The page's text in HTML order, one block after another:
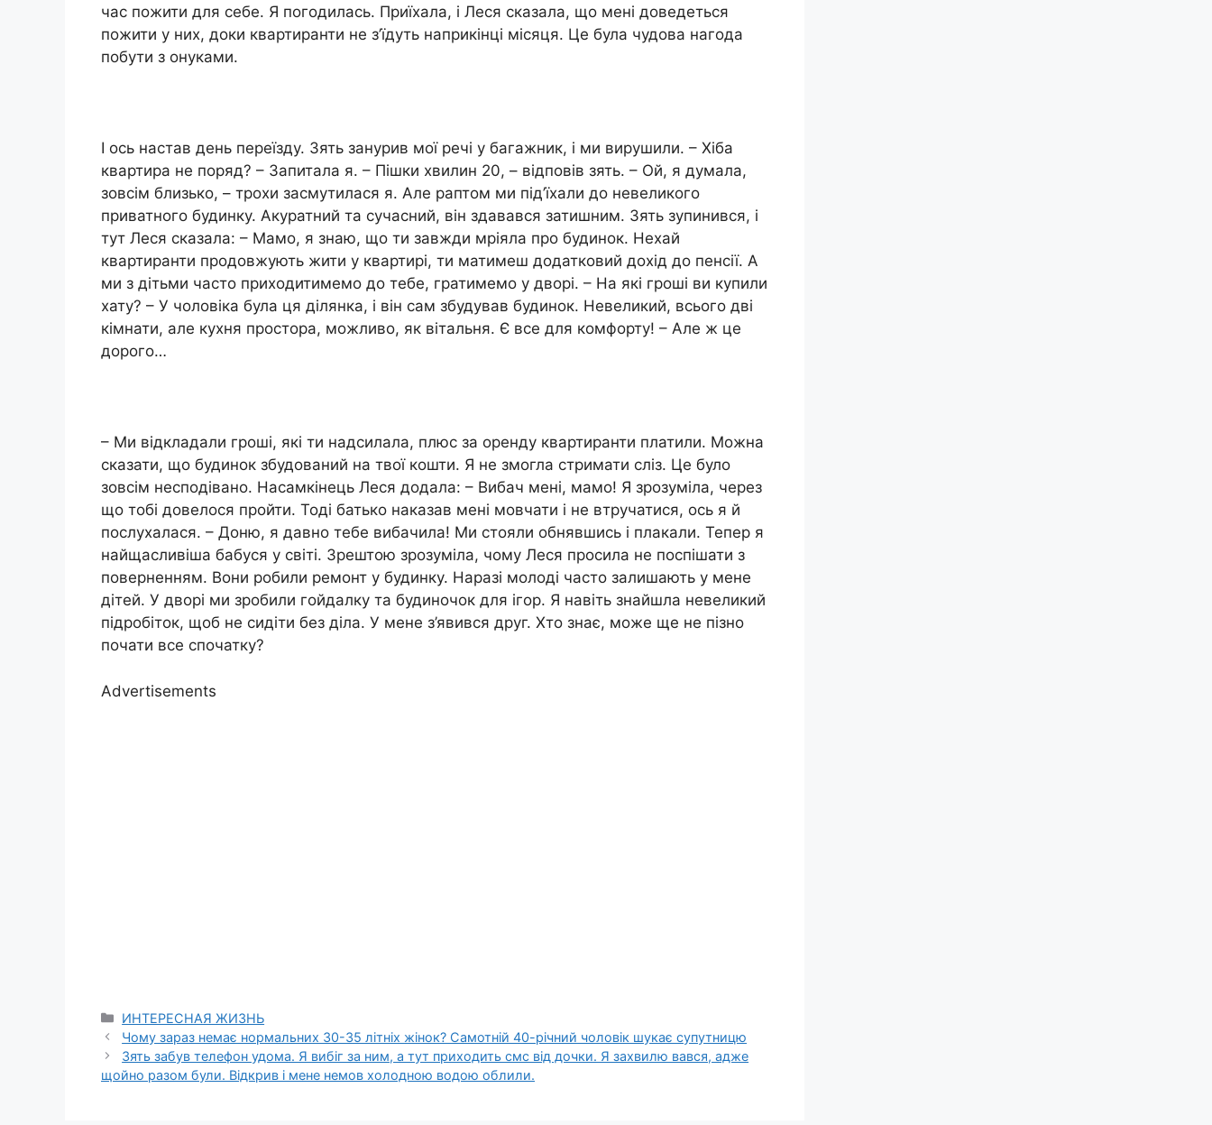
час пожити для себе. Я погодилась. Приїхала, і Леся сказала, що мені доведеться
пожити у них, доки квартиранти не з’їдуть наприкінці місяця. Це була чудова нагода
побути з онуками.
І ось настав день переїзду. Зять занурив мої речі у багажник, і ми вирушили. – Хіба
квартира не поряд? – Запитала я. – Пішки хвилин 20, – відповів зять. – Ой, я думала,
зовсім близько, – трохи засмутилася я. Але раптом ми під’їхали до невеликого
приватного будинку. Акуратний та сучасний, він здавався затишним. Зять зупинився, і
тут Леся сказала: – Мамо, я знаю, що ти завжди мріяла про будинок. Нехай
квартиранти продовжують жити у квартирі, ти матимеш додатковий дохід до пенсії. А
ми з дітьми часто приходитимемо до тебе, гратимемо у дворі. – На які гроші ви купили
хату? – У чоловіка була ця ділянка, і він сам збудував будинок. Невеликий, всього дві
кімнати, але кухня простора, можливо, як вітальня. Є все для комфорту! – Але ж це
дорого…
– Ми відкладали гроші, які ти надсилала, плюс за оренду квартиранти платили. Можна
сказати, що будинок збудований на твої кошти. Я не змогла стримати сліз. Це було
зовсім несподівано. Насамкінець Леся додала: – Вибач мені, мамо! Я зрозуміла, через
що тобі довелося пройти. Тоді батько наказав мені мовчати і не втручатися, ось я й
послухалася. – Доню, я давно тебе вибачила! Ми стояли обнявшись і плакали. Тепер я
найщасливіша бабуся у світі. Зрештою зрозуміла, чому Леся просила не поспішати з
поверненням. Вони робили ремонт у будинку. Наразі молоді часто залишають у мене
дітей. У дворі ми зробили гойдалку та будиночок для ігор. Я навіть знайшла невеликий
підробіток, щоб не сидіти без діла. У мене з’явився друг. Хто знає, може ще не пізно
почати все спочатку?
Advertisements
Categories
ИНТЕРЕСНАЯ ЖИЗНЬ
Чому зараз немає нормальних 30-35 літніх жінок? Самотній 40-річний чоловік шукає супутницю
Зять забув телефон удома. Я вибіг за ним, а тут приходить смс від дочки. Я захвилю вався, адже
щойно разом були. Відкрив і мене немов холодною водою облили.